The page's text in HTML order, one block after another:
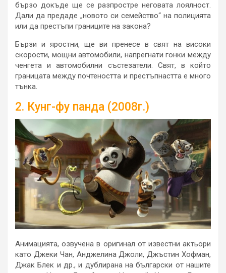
бързо докъде ще се разпростре неговата лоялност.
Дали да предаде „новото си семейство“ на полицията
или да престъпи границите на закона?
Бързи и яростни, ще ви пренесе в свят на високи
скорости, мощни автомобили, напрегнати гонки между
ченгета и автомобилни състезатели. Свят, в който
границата между почтеността и престъпнастта е много
тънка.
2. Кунг-фу панда (2008г.)
Анимацията, озвучена в оригинал от известни актьори
като Джеки Чан, Анджелина Джоли, Джъстин Хофман,
Джак Блек и др., и дублирана на български от нашите